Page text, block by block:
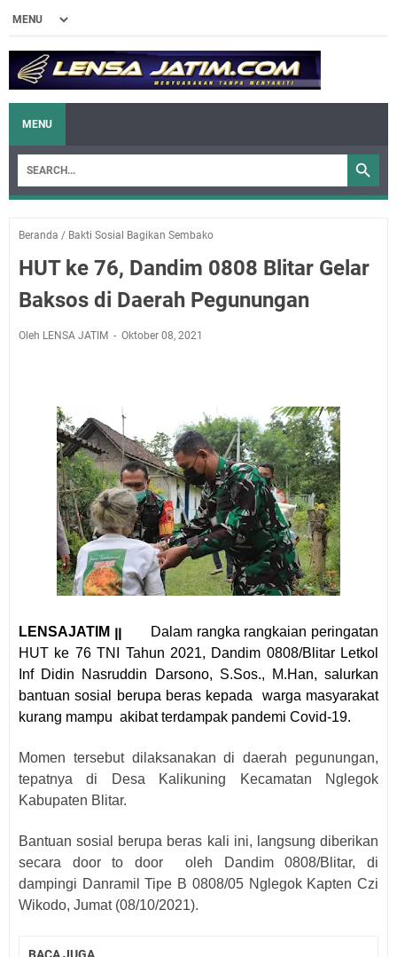
MENU
Beranda / Bakti Sosial Bagikan Sembako
HUT ke 76, Dandim 0808 Blitar Gelar
Baksos di Daerah Pegunungan
Oleh LENSA JATIM Oktober 08, 2021
LENSAJATIM ꞁꞁ
Dalam rangka rangkaian peringatan
HUT ke 76 TNI Tahun 2021, Dandim 0808/Blitar Letkol
Inf Didin Nasruddin Darsono, S.Sos., M.Han, salurkan
bantuan sosial berupa beras kepada
warga masyarakat
kurang mampu akibat terdampak pandemi Covid-19.
Momen tersebut dilaksanakan di daerah pegunungan,
tepatnya di Desa Kalikuning Kecamatan Nglegok
Kabupaten Blitar.
Bantuan sosial berupa beras kali ini, langsung diberikan
secara door to door
oleh Dandim 0808/Blitar, di
dampingi Danramil Tipe B 0808/05 Nglegok Kapten Czi
Wikodo, Jumat (08/10/2021).